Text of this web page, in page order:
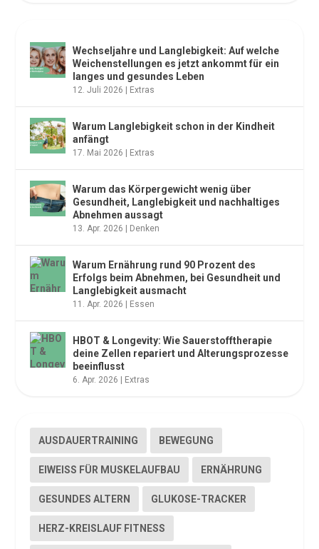
Wechseljahre und Langlebigkeit: Auf welche
Weichenstellungen es jetzt ankommt für ein
langes und gesundes Leben
12. Juli 2026 Extras
Warum Langlebigkeit schon in der Kindheit
anfängt
17. Mai 2026 Extras
Warum das Körpergewicht wenig über
Gesundheit, Langlebigkeit und nachhaltiges
Abnehmen aussagt
13. Apr. 2026 Denken
Warum Ernährung rund 90 Prozent des
Erfolgs beim Abnehmen, bei Gesundheit und
Langlebigkeit ausmacht
11. Apr. 2026 Essen
HBOT & Longevity: Wie Sauerstofftherapie
deine Zellen repariert und Alterungsprozesse
beeinflusst
6. Apr. 2026 Extras
AUSDAUERTRAINING BEWEGUNG
EIWEISS FÜR MUSKELAUFBAU ERNÄHRUNG
GESUNDES ALTERN GLUKOSE-TRACKER
HERZ-KREISLAUF FITNESS